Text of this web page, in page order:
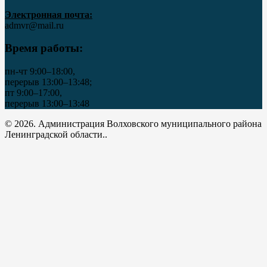
Электронная почта:
admvr@mail.ru
Время работы:
пн-чт 9:00–18:00,
перерыв 13:00–13:48;
пт 9:00–17:00,
перерыв 13:00–13:48
© 2026. Администрация Волховского муниципального района
Ленинградской области..